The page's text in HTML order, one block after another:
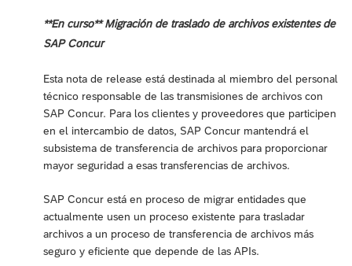
**En curso** Migración de traslado de archivos existentes de
SAP Concur
Esta nota de release está destinada al miembro del personal
técnico responsable de las transmisiones de archivos con
SAP Concur. Para los clientes y proveedores que participen
en el intercambio de datos, SAP Concur mantendrá el
subsistema de transferencia de archivos para proporcionar
mayor seguridad a esas transferencias de archivos.
SAP Concur está en proceso de migrar entidades que
actualmente usen un proceso existente para trasladar
archivos a un proceso de transferencia de archivos más
seguro y eficiente que depende de las APIs.